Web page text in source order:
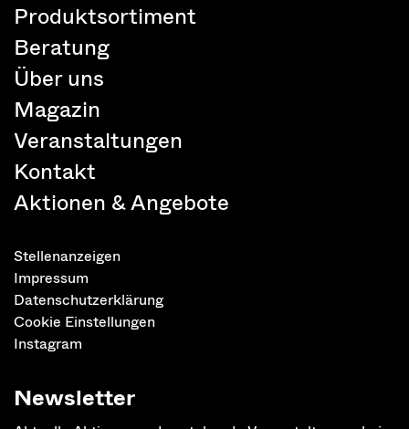
Produktsortiment
Beratung
Über uns
Magazin
Veranstaltungen
Kontakt
Aktionen & Angebote
Stellenanzeigen
Impressum
Datenschutzerklärung
Cookie Einstellungen
Instagram
Newsletter